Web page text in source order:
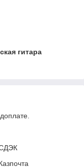
гитара
СДЭК